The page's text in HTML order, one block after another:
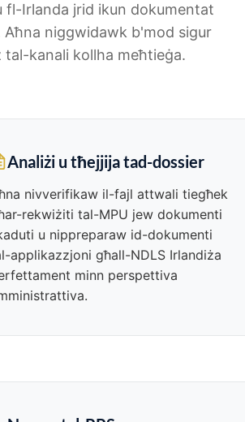
fl-Irlanda jrid ikun dokumentat
niggwidawk b'mod sigur
tal-kanali kollha meħtieġa.
Analiżi u tħejjija tad-dossier
nivverifikaw il-fajl attwali tiegħek
rekwiżiti tal-MPU jew dokumenti
u nippreparaw id-dokumenti
applikazzjoni għall-NDLS Irlandiża
minn perspettiva